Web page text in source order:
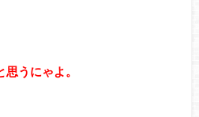
うにゃよ。